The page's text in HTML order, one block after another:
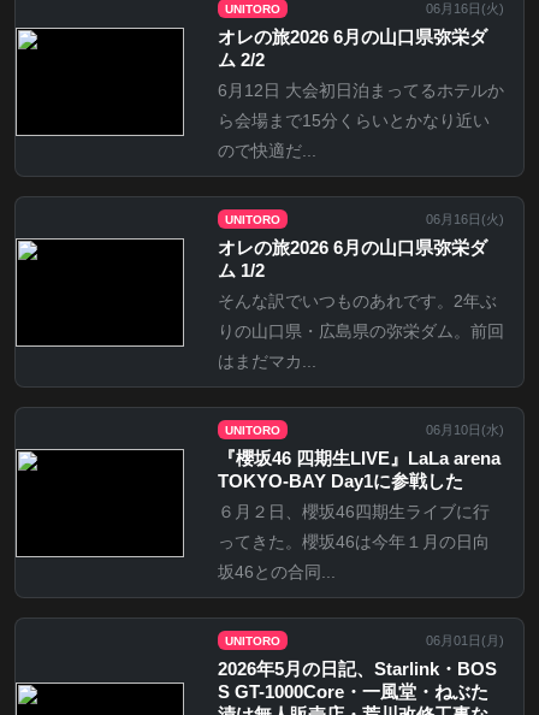
UNITORO 06月16日(火)
オレの旅2026 6月の山口県弥栄ダ
ム 2/2
6月12日 大会初日泊まってるホテルか
ら会場まで15分くらいとかなり近い
ので快適だ...
UNITORO 06月16日(火)
オレの旅2026 6月の山口県弥栄ダ
ム 1/2
そんな訳でいつものあれです。2年ぶ
りの山口県・広島県の弥栄ダム。前回
はまだマカ...
UNITORO 06月10日(水)
『櫻坂46 四期生LIVE』LaLa arena
TOKYO-BAY Day1に参戦した
６月２日、櫻坂46四期生ライブに行
ってきた。櫻坂46は今年１月の日向
坂46との合同...
UNITORO 06月01日( 月 )
2026年5月の日記、Starlink・BOS
S GT-1000Core・一風堂・ねぶた